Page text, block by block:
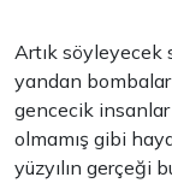
Artık söyleyecek
yandan
gencecik
olmamış gibi
yüzyılın gerçeği